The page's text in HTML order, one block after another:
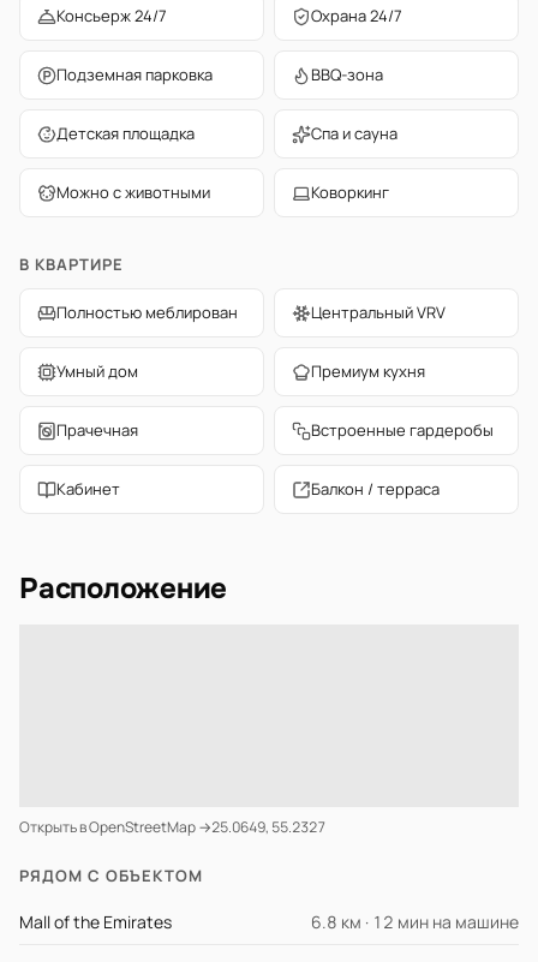
Консьерж 24/7 Охрана 24/7
Подземная парковка BBQ-зона
Детская площадка Спа и сауна
Можно с животными Коворкинг
В КВАРТИРЕ
Полностью меблирован Центральный VRV
Умный дом Премиум кухня
Прачечная Встроенные гардеробы
Кабинет Балкон / терраса
Расположение
Открыть в OpenStreetMap →25.0649, 55.2327
РЯДОМ С ОБЪЕКТОМ
Mall of the Emirates 6.8 км · 12 мин на машине